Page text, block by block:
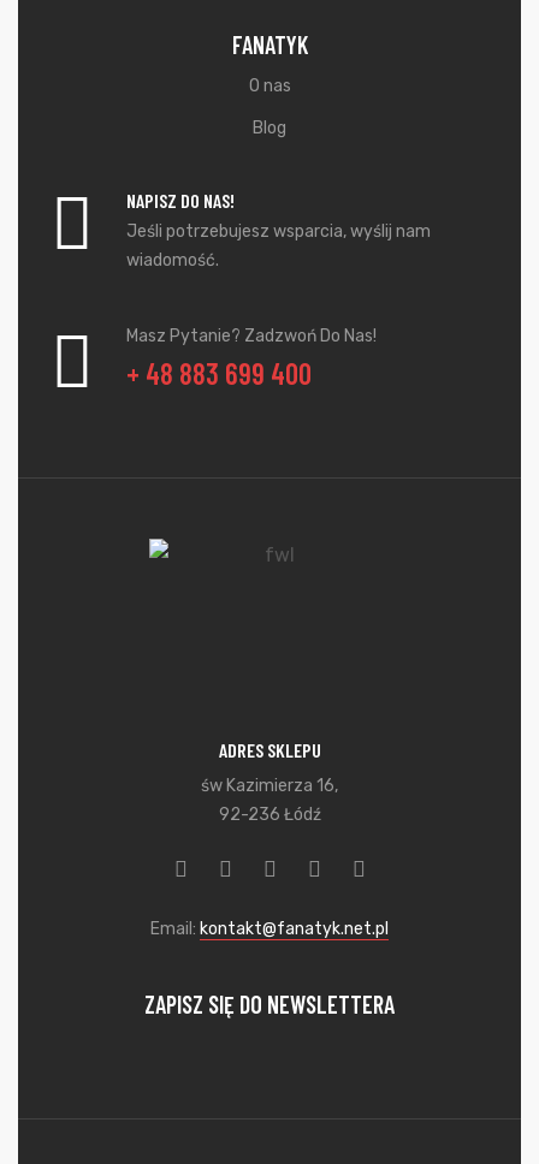
FANATYK
O nas
Blog
NAPISZ DO NAS!
Jeśli potrzebujesz wsparcia, wyślij nam
wiadomość.
Masz Pytanie? Zadzwoń Do Nas!
+ 48 883 699 400
ADRES SKLEPU
św Kazimierza 16,
92-236 Łódź
Email: kontakt@fanatyk.net.pl
ZAPISZ SIĘ DO NEWSLETTERA